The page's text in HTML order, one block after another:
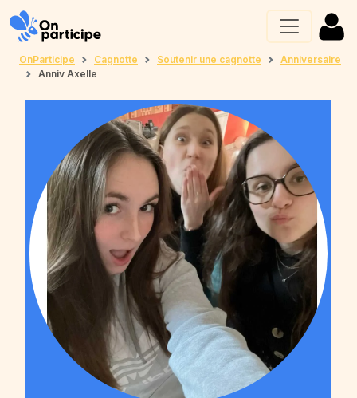
OnParticipe Cagnotte Soutenir une cagnotte
Anniversaire
Anniv Axelle